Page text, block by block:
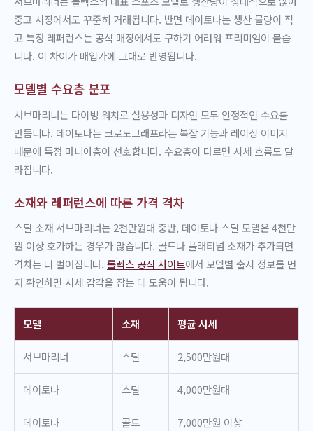
중고 시장에서도 꾸준히 거래됩니다. 반면 데이토나는 생산 물량이 적
고 특정 레퍼런스는 공식 매장에서도 구하기 어려워 프리미엄이 붙습
니다. 이 차이가 매입가에 그대로 반영됩니다.
모델별 수요층 분포
서브마리너는 다이빙 워치로 실용성과 디자인 모두 안정적인 수요를
만듭니다. 데이토나는 크로노그래프라는 복잡 기능과 레이싱 이미지
때문에 특정 마니아층이 선호합니다. 수요층이 다르면 시세 흐름도 달
라집니다.
소재와 레퍼런스에 따른 가격 격차
스틸 소재 서브마리너는 2천만원대 중반, 데이토나 스틸 모델은 4천만
원 이상 호가하는 경우가 많습니다. 골드나 플래티넘 소재가 추가되면
격차는 더 벌어집니다. 롤렉스 공식 사이트에서 모델별 출시 정보를 먼
저 확인하면 시세 감각을 잡는 데 도움이 됩니다.
모델 소재 평균 시세
서브마리너 스틸 2,500만원대
데이토나 스틸 4,000만원대
데이토나 골드 7,000만원 이상